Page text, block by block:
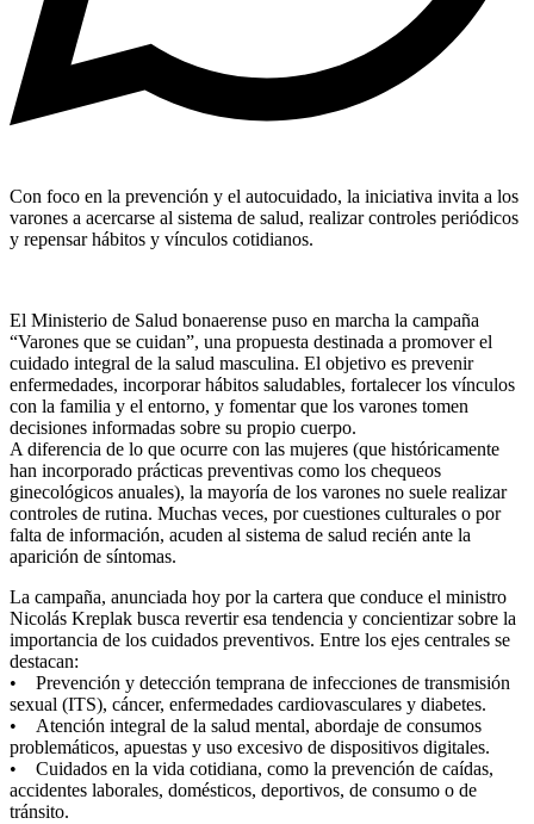
Con foco en la prevención y el autocuidado, la iniciativa invita a los
varones a acercarse al sistema de salud, realizar controles periódicos
y repensar hábitos y vínculos cotidianos.
El Ministerio de Salud bonaerense puso en marcha la campaña
“Varones que se cuidan”, una propuesta destinada a promover el
cuidado integral de la salud masculina. El objetivo es prevenir
enfermedades, incorporar hábitos saludables, fortalecer los vínculos
con la familia y el entorno, y fomentar que los varones tomen
decisiones informadas sobre su propio cuerpo.
A diferencia de lo que ocurre con las mujeres (que históricamente
han incorporado prácticas preventivas como los chequeos
ginecológicos anuales), la mayoría de los varones no suele realizar
controles de rutina. Muchas veces, por cuestiones culturales o por
falta de información, acuden al sistema de salud recién ante la
aparición de síntomas.
La campaña, anunciada hoy por la cartera que conduce el ministro
Nicolás Kreplak busca revertir esa tendencia y concientizar sobre la
importancia de los cuidados preventivos. Entre los ejes centrales se
destacan:
• Prevención y detección temprana de infecciones de transmisión
sexual (ITS), cáncer, enfermedades cardiovasculares y diabetes.
• Atención integral de la salud mental, abordaje de consumos
problemáticos, apuestas y uso excesivo de dispositivos digitales.
• Cuidados en la vida cotidiana, como la prevención de caídas,
accidentes laborales, domésticos, deportivos, de consumo o de
tránsito.